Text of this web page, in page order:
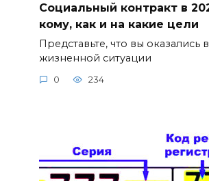
Социальный контракт в
кому, как и на какие цели
Представьте, что вы оказались
жизненной ситуации
0 234